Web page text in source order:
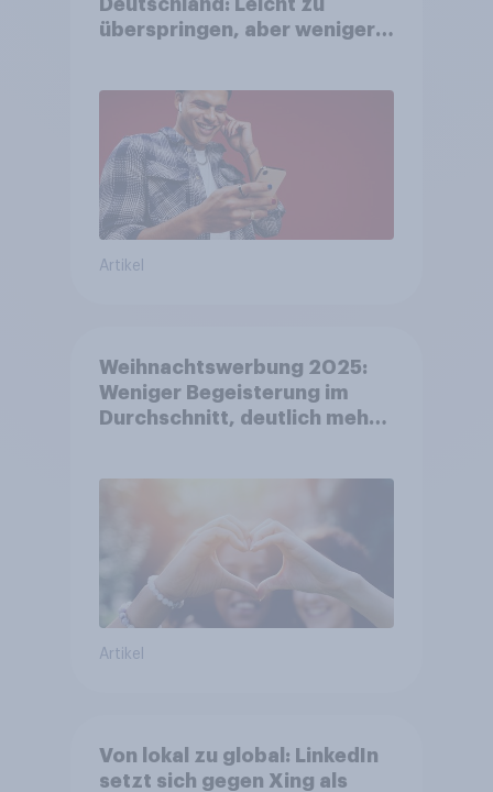
Deutschland: Leicht zu
überspringen, aber weniger
Artikel
Weihnachtswerbung 2025:
Weniger Begeisterung im
Durchschnitt, deutlich mehr
Artikel
Von lokal zu global: LinkedIn
setzt sich gegen Xing als